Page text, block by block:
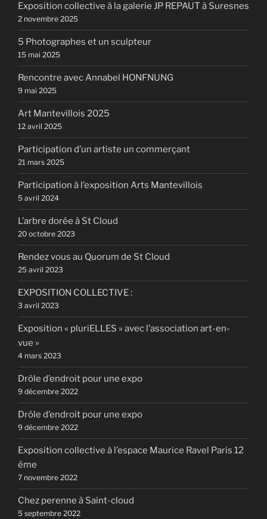
Exposition collective à la galerie JP REPAUT à Suresnes
2 novembre 2025
5 Photographes et un sculpteur
15 mai 2025
Rencontre avec Annabel HONFNUNG
9 mai 2025
Art Mantevillois 2025
12 avril 2025
Participation d’un artiste un commerçant
21 mars 2025
Participation à l’exposition Arts Mantevillois
5 avril 2024
L’arbre dorée à St Cloud
20 octobre 2023
Rendez vous au Quorum de St Cloud
25 avril 2023
EXPOSITION COLLECTIVE :
3 avril 2023
Exposition « pluriELLES » avec l’association art-en-
vue »
4 mars 2023
Drôle d’endroit pour une expo
9 décembre 2022
Drôle d’endroit pour une expo
9 décembre 2022
Exposition collective à l’espace Maurice Ravel Paris 12
éme
7 novembre 2022
Chez perenne à Saint-cloud
5 septembre 2022